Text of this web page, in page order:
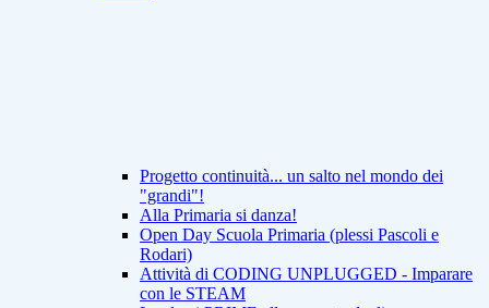
Progetto continuità... un salto nel mondo dei
"grandi"!
Alla Primaria si danza!
Open Day Scuola Primaria (plessi Pascoli e
Rodari)
Attività di CODING UNPLUGGED - Imparare
con le STEAM